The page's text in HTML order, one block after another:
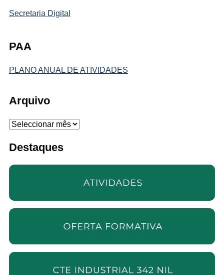
Secretaria Digital
PAA
PLANO ANUAL DE ATIVIDADES
Arquivo
Arquivo
Destaques